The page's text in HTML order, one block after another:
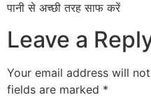
पानी से अच्छी तरह साफ करें
Leave a
Your email address will
fields are marked *